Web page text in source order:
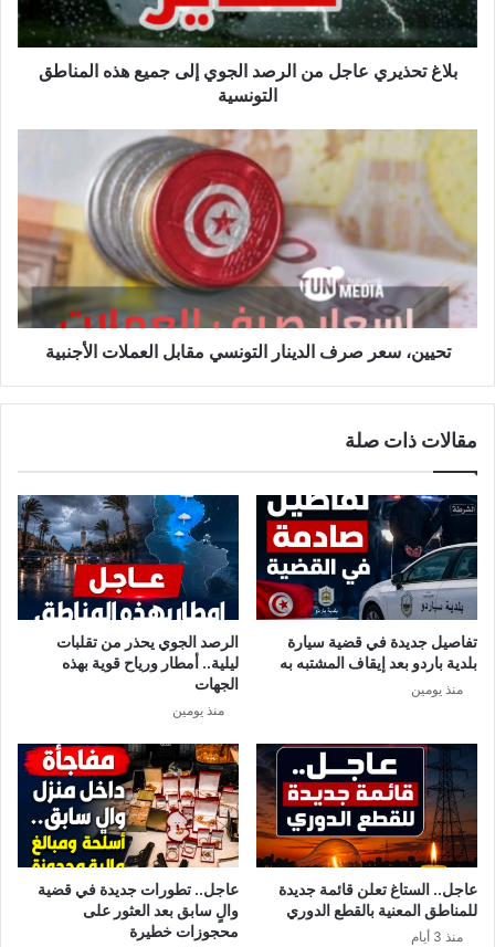
جميع
هذه
المناطق
بلاغ تحذيري عاجل من الرصد الجوي إلى جميع هذه المناطق
التونسية
تحيين،
سعر
صرف
الدينار
التونسي
مقابل
العملات
الأجنبية
تحيين، سعر صرف الدينار التونسي مقابل العملات الأجنبية
مقالات ذات صلة
تفاصيل جديدة في قضية سيارة
بلدية باردو بعد إيقاف المشتبه به
منذ يومين
الرصد الجوي يحذر من تقلبات
ليلية.. أمطار ورياح قوية بهذه
الجهات
منذ يومين
عاجل.. الستاغ تعلن قائمة جديدة
للمناطق المعنية بالقطع الدوري
منذ 3 أيام
عاجل.. تطورات جديدة في قضية
والٍ سابق بعد العثور على
محجوزات خطيرة